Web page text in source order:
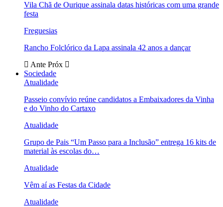
Vila Chã de Ourique assinala datas históricas com uma grande
festa
Freguesias
Rancho Folclórico da Lapa assinala 42 anos a dançar
Ante Próx
Sociedade
Atualidade
Passeio convívio reúne candidatos a Embaixadores da Vinha
e do Vinho do Cartaxo
Atualidade
Grupo de Pais “Um Passo para a Inclusão” entrega 16 kits de
material às escolas do…
Atualidade
Vêm aí as Festas da Cidade
Atualidade